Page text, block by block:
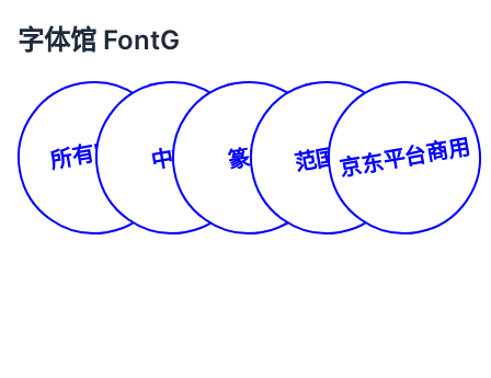
字体馆 FontG
所有字体 中文 篆书 范国平京东平台商用